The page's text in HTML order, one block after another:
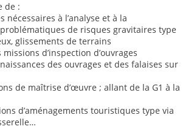
de :
nécessaires à l’analyse et à la
de risques gravitaires type
glissements de terrains
d’inspection d’ouvrages
des ouvrages et des falaises sur
de maîtrise d’œuvre ; allant de la G1 à la
d’aménagements touristiques type via